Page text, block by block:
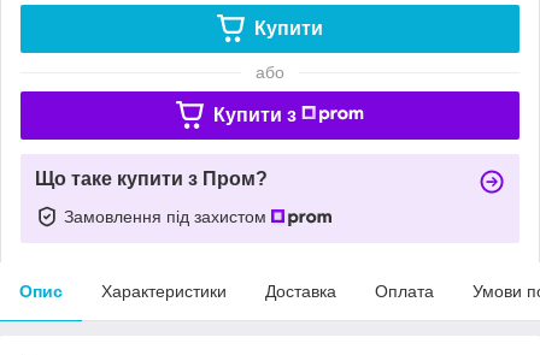
Купити
або
Купити з
Що таке купити з Пром?
Замовлення під захистом
Опис Характеристики Доставка Оплата Умови